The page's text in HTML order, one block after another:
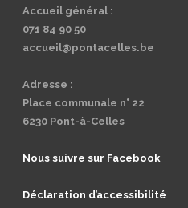
Accueil général :
071 84 90 50
accueil@pontacelles.be
Adresse :
Place communale n° 22
6230 Pont-à-Celles
Nous suivre sur Facebook
Déclaration d’accessibilité